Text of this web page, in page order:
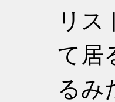
リス
て居
るみ